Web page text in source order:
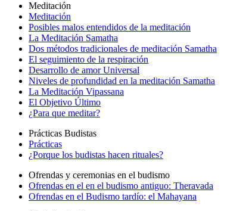
Meditación
Meditación
Posibles malos entendidos de la meditación
La Meditación Samatha
Dos métodos tradicionales de meditación Samatha
El seguimiento de la respiración
Desarrollo de amor Universal
Niveles de profundidad en la meditación Samatha
La Meditación Vipassana
El Objetivo Último
¿Para que meditar?
Prácticas Budistas
Prácticas
¿Porque los budistas hacen rituales?
Ofrendas y ceremonias en el budismo
Ofrendas en el en el budismo antiguo: Theravada
Ofrendas en el Budismo tardío: el Mahayana